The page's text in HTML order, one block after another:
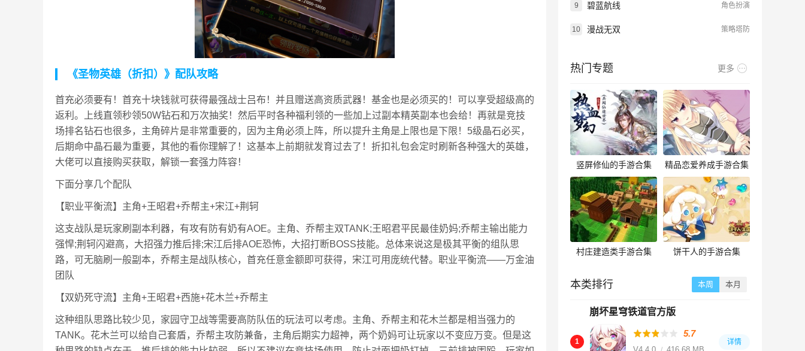
《圣物英雄（折扣）》配队攻略
首充必须要有！首充十块钱就可获得最强战士吕布！并且赠送高资质武器！基金也是必须买的！可以享受超级高的
返利。上线直领秒领50W钻石和万次抽奖！然后平时各种福利领的一些加上过副本精英副本也会给！再就是竞技
场排名钻石也很多，主角碎片是非常重要的，因为主角必须上阵，所以提升主角是上限也是下限！5级晶石必买，
后期命中晶石最为重要，其他的看你理解了！这基本上前期就发育过去了！折扣礼包会定时刷新各种强大的英雄，
大佬可以直接购买获取，解锁一套强力阵容！
下面分享几个配队
【职业平衡流】主角+王昭君+乔帮主+宋江+荆轲
这支战队是玩家刷副本利器，有攻有防有奶有AOE。主角、乔帮主双TANK;王昭君平民最佳奶妈;乔帮主输出能力
强悍;荆轲闪避高，大招强力推后排;宋江后排AOE恐怖，大招打断BOSS技能。总体来说这是极其平衡的组队思
路，可无脑刷一般副本，乔帮主是战队核心，首充任意金额即可获得，宋江可用庞统代替。职业平衡流——万金油
团队
【双奶死守流】主角+王昭君+西施+花木兰+乔帮主
这种组队思路比较少见，家园守卫战等需要高防队伍的玩法可以考虑。主角、乔帮主和花木兰都是相当强力的
TANK。花木兰可以给自己套盾，乔帮主攻防兼备，主角后期实力超神，两个奶妈可让玩家以不变应万变。但是这
9 碧蓝航线 角色扮演
10 漫战无双 策略塔防
热门专题 更多
竖屏修仙的手游合集 精品恋爱养成手游合集
村庄建造类手游合集 饼干人的手游合集
本类排行 本周 本月
崩坏星穹铁道官方版
1
5.7
详情